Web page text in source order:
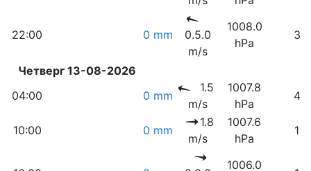
22:00 0 mm
0.5.0
m/s
1008.0
hPa
Четверг 13-08-2026
04:00
0 mm
1.5
m/s
1007.8
hPa
10:00 0 mm
1.8
m/s
1007.6
hPa
1006.0